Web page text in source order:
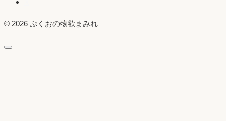
© 2026 ぷくおの物欲まみれ